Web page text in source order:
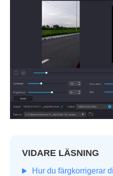
VIDARE LÄSNING
Hur du färgkorrigerar